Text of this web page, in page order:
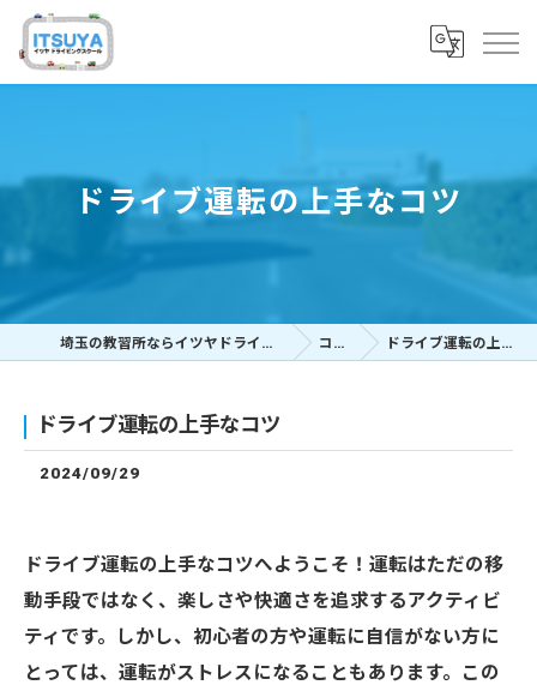
ドライブ運転の上手なコツ
埼玉の教習所ならイツヤドライビングスクール コラム ドライブ運転の上手なコツ
ドライブ運転の上手なコツ
2024/09/29
ドライブ運転の上手なコツへようこそ！運転はただの移
動手段ではなく、楽しさや快適さを追求するアクティビ
ティです。しかし、初心者の方や運転に自信がない方に
とっては、運転がストレスになることもあります。この